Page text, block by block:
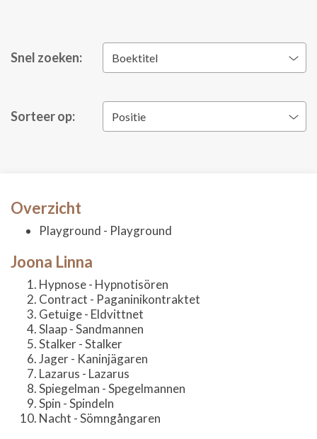
Snel zoeken: Boektitel
Sorteer op: Positie
Overzicht
Playground - Playground
Joona Linna
Hypnose - Hypnotisören
Contract - Paganinikontraktet
Getuige - Eldvittnet
Slaap - Sandmannen
Stalker - Stalker
Jager - Kaninjägaren
Lazarus - Lazarus
Spiegelman - Spegelmannen
Spin - Spindeln
Nacht - Sömngångaren